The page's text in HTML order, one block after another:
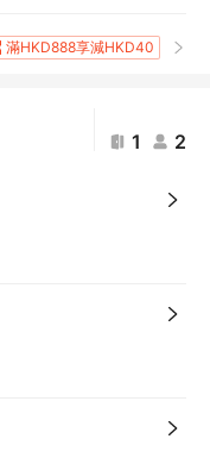
滿HKD888享減HKD40
滿HKD800享減HKD50
1 2